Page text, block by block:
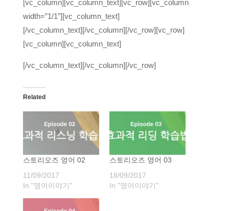
[vc_column][vc_column_text][vc_row][vc_column
width=”1/1″][vc_column_text]
[/vc_column_text][/vc_column][/vc_row][vc_row]
[vc_column][vc_column_text]
[/vc_column_text][/vc_column][/vc_row]
Related
스토리오즈 영어 02
11/09/2017
In "영어이야기"
스토리오즈 영어 03
18/09/2017
In "영어이야기"